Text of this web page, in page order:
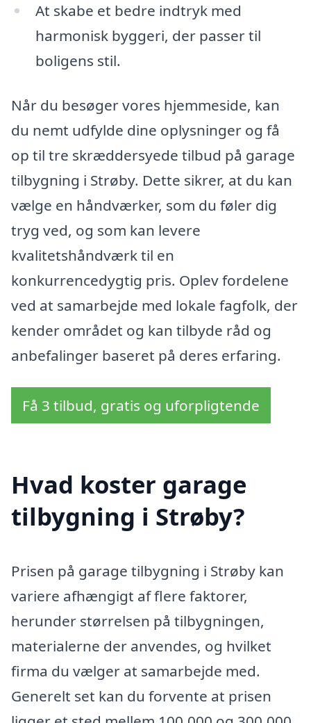
At skabe et bedre indtryk med
harmonisk byggeri, der passer til
boligens stil.
Når du besøger vores hjemmeside, kan
du nemt udfylde dine oplysninger og få
op til tre skræddersyede tilbud på garage
tilbygning i Strøby. Dette sikrer, at du kan
vælge en håndværker, som du føler dig
tryg ved, og som kan levere
kvalitetshåndværk til en
konkurrencedygtig pris. Oplev fordelene
ved at samarbejde med lokale fagfolk, der
kender området og kan tilbyde råd og
anbefalinger baseret på deres erfaring.
Få 3 tilbud, gratis og uforpligtende
Hvad koster garage
tilbygning i Strøby?
Prisen på garage tilbygning i Strøby kan
variere afhængigt af flere faktorer,
herunder størrelsen på tilbygningen,
materialerne der anvendes, og hvilket
firma du vælger at samarbejde med.
Generelt set kan du forvente at prisen